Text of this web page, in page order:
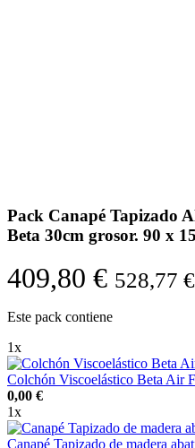
Pack Canapé Tapizado
Beta 30cm grosor. 90 x
409,80 € 528,77 €
Este pack contiene
1x
Colchón Viscoelástico Beta Air
0,00 €
1x
Canapé Tapizado de madera